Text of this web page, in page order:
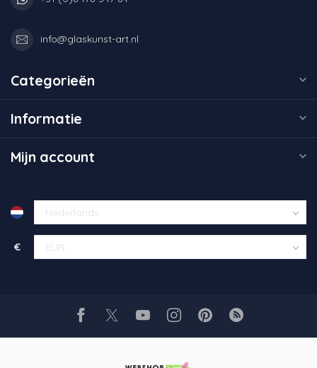
info@glaskunst-art.nl
Categorieën
Informatie
Mijn account
€